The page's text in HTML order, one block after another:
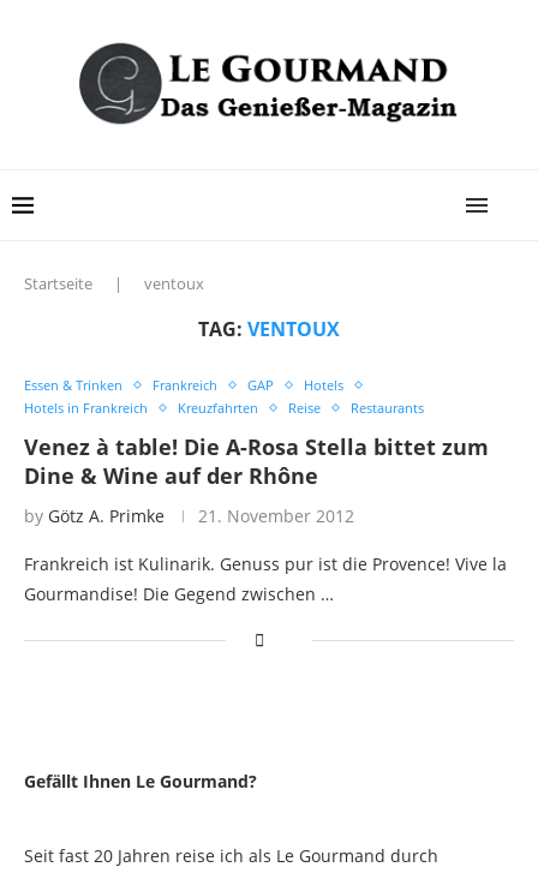
Startseite | ventoux
TAG: VENTOUX
Essen & Trinken Frankreich GAP
Hotels
Hotels in Frankreich
Kreuzfahrten Reise Restaurants
Venez à table! Die A-Rosa Stella bittet zum
Dine & Wine auf der Rhône
by Götz A. Primke 21. November 2012
Frankreich ist Kulinarik. Genuss pur ist die Provence! Vive la
Gourmandise! Die Gegend zwischen …
Gefällt Ihnen Le Gourmand?
Seit fast 20 Jahren reise ich als Le Gourmand durch